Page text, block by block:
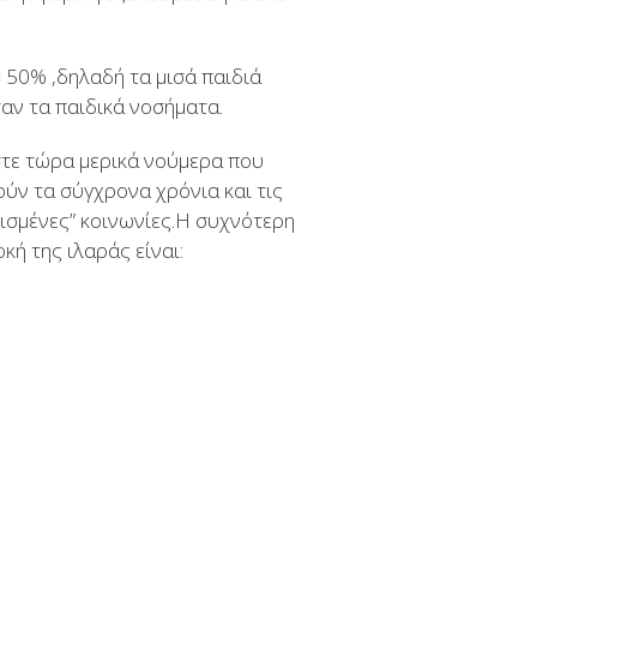
,δηλαδή τα μισά παιδιά
τα παιδικά νοσήματα.
τώρα μερικά νούμερα που
τα σύγχρονα χρόνια και τις
κοινωνίες.H συχνότερη
της ιλαράς είναι: